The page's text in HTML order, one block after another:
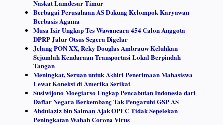
Naskat Lamdesar Timur
Berbagai Perusahaan AS Dukung Kelompok Karyawan
Berbasis Agama
Musa Isir Ungkap Tes Wawancara 454 Calon Anggota
DPRP Jalur Otsus Segera Digelar
Jelang PON XX, Reky Douglas Ambrauw Keluhkan
Sejumlah Kendaraan Transportasi Lokal Berpindah
Tangan
Meningkat, Seruan untuk Akhiri Penerimaan Mahasiswa
Lewat Koneksi di Amerika Serikat
Susiwijono Moegiarso Ungkap Pencabutan Indonesia dari
Daftar Negara Berkembang Tak Pengaruhi GSP AS
Abdulaziz bin Salman Ajak OPEC Tidak Sepelekan
Peningkatan Wabah Corona Virus